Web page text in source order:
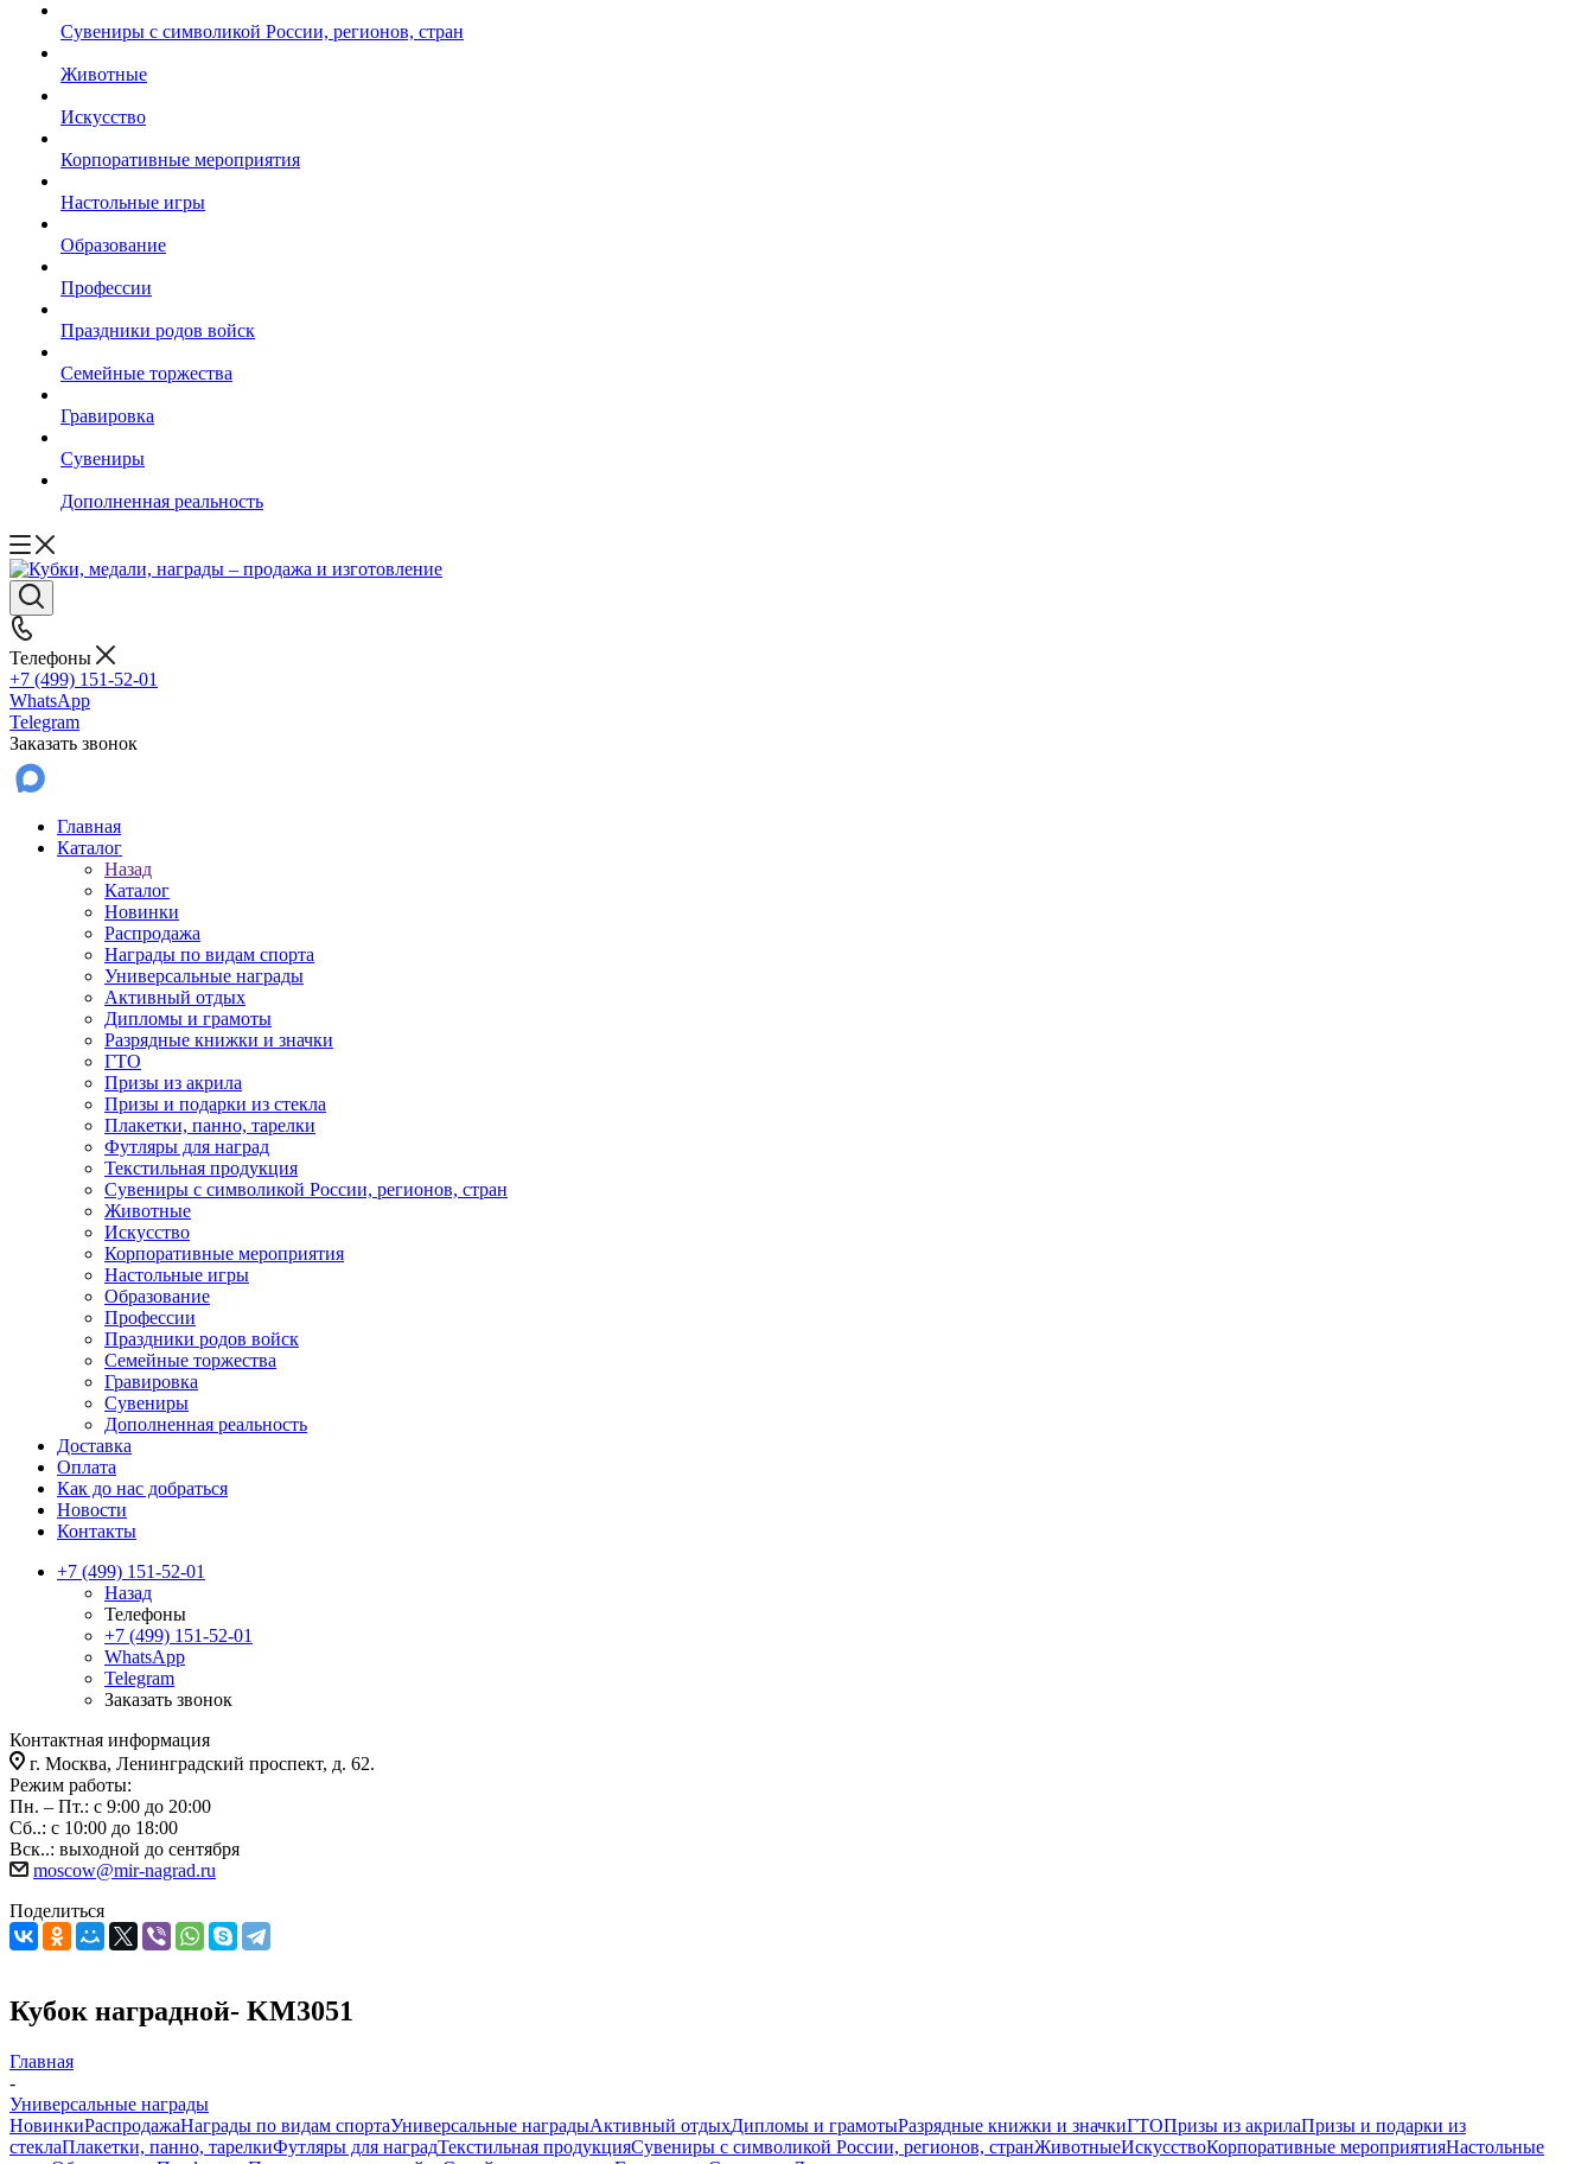
Сувениры с символикой России, регионов, стран
Животные
Искусство
Корпоративные мероприятия
Настольные игры
Образование
Профессии
Праздники родов войск
Семейные торжества
Гравировка
Сувениры
Дополненная реальность
Телефоны
+7 (499) 151-52-01
WhatsApp
Telegram
Заказать звонок
Главная
Каталог
Назад
Каталог
Новинки
Распродажа
Награды по видам спорта
Универсальные награды
Активный отдых
Дипломы и грамоты
Разрядные книжки и значки
ГТО
Призы из акрила
Призы и подарки из стекла
Плакетки, панно, тарелки
Футляры для наград
Текстильная продукция
Сувениры с символикой России, регионов, стран
Животные
Искусство
Корпоративные мероприятия
Настольные игры
Образование
Профессии
Праздники родов войск
Семейные торжества
Гравировка
Сувениры
Дополненная реальность
Доставка
Оплата
Как до нас добраться
Новости
Контакты
+7 (499) 151-52-01
Назад
Телефоны
+7 (499) 151-52-01
WhatsApp
Telegram
Заказать звонок
Контактная информация
г. Москва, Ленинградский проспект, д. 62.
Режим работы:
Пн. – Пт.: с 9:00 до 20:00
Сб..: с 10:00 до 18:00
Вск..: выходной до сентября
moscow@mir-nagrad.ru
Поделиться
Кубок наградной- KM3051
Главная
-
Универсальные награды
НовинкиРаспродажаНаграды по видам спортаУниверсальные наградыАктивный отдыхДипломы и грамотыРазрядные книжки и значкиГТОПризы из акрилаПризы и подарки из
стеклаПлакетки, панно, тарелкиФутляры для наградТекстильная продукцияСувениры с символикой России, регионов, странЖивотныеИскусствоКорпоративные мероприятияНастольные